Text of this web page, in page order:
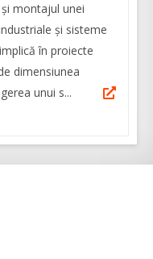
și montajul unei
și sisteme
în proiecte
dimensiunea
unui s...